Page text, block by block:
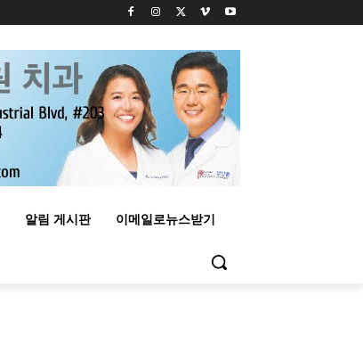
알림 게시판 이메일로뉴스받기